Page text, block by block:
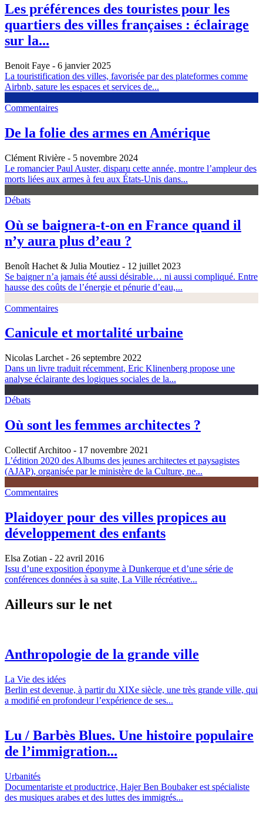
Les préférences des touristes pour les
quartiers des villes françaises : éclairage
sur la...
Benoit Faye - 6 janvier 2025
La touristification des villes, favorisée par des plateformes comme
Airbnb, sature les espaces et services de...
Commentaires
De la folie des armes en Amérique
Clément Rivière - 5 novembre 2024
Le romancier Paul Auster, disparu cette année, montre l’ampleur des
morts liées aux armes à feu aux États-Unis dans...
Débats
Où se baignera-t-on en France quand il
n’y aura plus d’eau ?
Benoît Hachet & Julia Moutiez - 12 juillet 2023
Se baigner n’a jamais été aussi désirable… ni aussi compliqué. Entre
hausse des coûts de l’énergie et pénurie d’eau,...
Commentaires
Canicule et mortalité urbaine
Nicolas Larchet - 26 septembre 2022
Dans un livre traduit récemment, Eric Klinenberg propose une
analyse éclairante des logiques sociales de la...
Débats
Où sont les femmes architectes ?
Collectif Architoo - 17 novembre 2021
L’édition 2020 des Albums des jeunes architectes et paysagistes
(AJAP), organisée par le ministère de la Culture, ne...
Commentaires
Plaidoyer pour des villes propices au
développement des enfants
Elsa Zotian - 22 avril 2016
Issu d’une exposition éponyme à Dunkerque et d’une série de
conférences données à sa suite, La Ville récréative...
Ailleurs sur le net
Anthropologie de la grande ville
La Vie des idées
Berlin est devenue, à partir du XIXe siècle, une très grande ville, qui
a modifié en profondeur l’expérience de ses...
Lu / Barbès Blues. Une histoire populaire
de l’immigration...
Urbanités
Documentariste et productrice, Hajer Ben Boubaker est spécialiste
des musiques arabes et des luttes des immigrés...